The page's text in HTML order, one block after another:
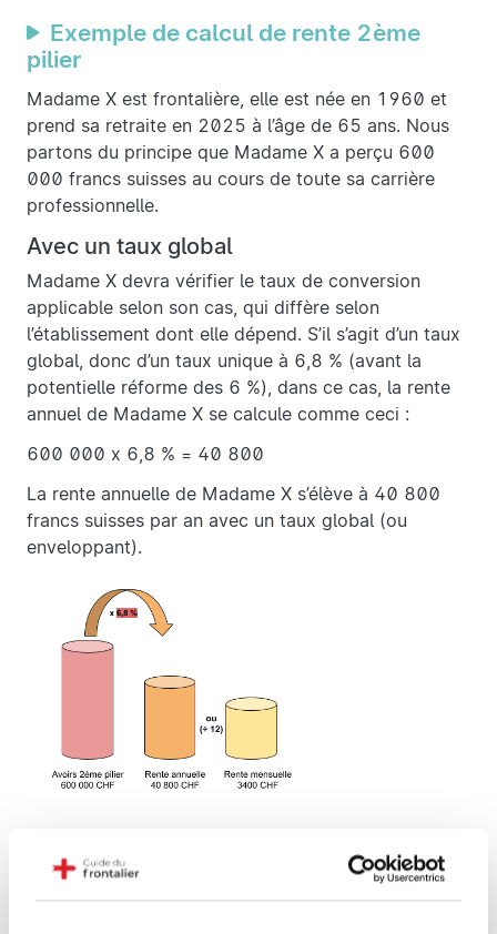
Exemple de calcul de rente 2ème
pilier
Madame X est frontalière, elle est née en 1960 et
prend sa retraite en 2025 à l’âge de 65 ans. Nous
partons du principe que Madame X a perçu 600
000 francs suisses au cours de toute sa carrière
professionnelle.
Avec un taux global
Madame X devra vérifier le taux de conversion
applicable selon son cas, qui diffère selon
l’établissement dont elle dépend. S’il s’agit d’un taux
global, donc d’un taux unique à 6,8 % (avant la
potentielle réforme des 6 %), dans ce cas, la rente
annuel de Madame X se calcule comme ceci :
600 000 x 6,8 % = 40 800
La rente annuelle de Madame X s’élève à 40 800
francs suisses par an avec un taux global (ou
enveloppant).